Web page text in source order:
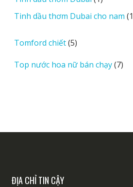
phẩm
Tinh dầu thơm Dubai cho nam 1
Tomford chiết 55
phẩm
Top nước hoa nữ bán chạy 77
ĐỊA CHỈ TIN CẬY